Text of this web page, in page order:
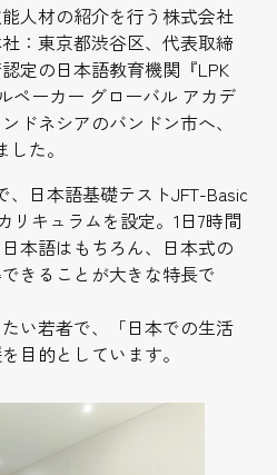
人材の紹介を行う株式会社
：東京都渋谷区、代表取締
定の日本語教育機関『LPK
ペーカー グローバル アカデ
ドネシアのバンドン市へ、
た。
、日本語基礎テストJFT-Basic
キュラムを設定。1日7時間
本語はもちろん、日本式の
きることが大きな特長で
い若者で、「日本での生活
目的としています。